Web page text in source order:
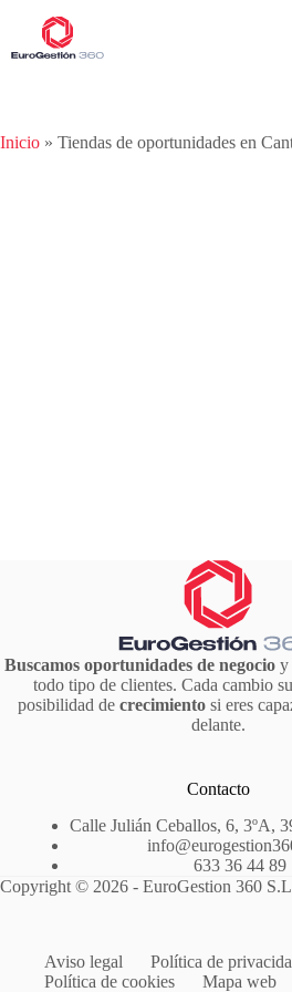
Inicio » Tiendas de oportunidades en
Buscamos oportunidades de negocio y
todo tipo de clientes. Cada cambio
posibilidad de crecimientosi eres
delante.
Contacto
Calle Julián Ceballos, 6, 3ºA,
633 36 44 89
Copyright © 2026 - EuroGestion 360
Aviso legal
Política de
Política de cookies
Mapa web